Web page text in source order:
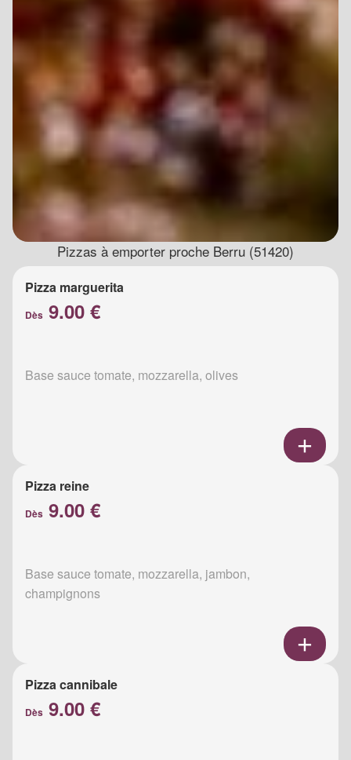
Pizzas à emporter proche Berru (51420)
Pizza marguerita
Dès 9.00 €
Base sauce tomate, mozzarella, olives
Pizza reine
Dès 9.00 €
Base sauce tomate, mozzarella, jambon,
champignons
Pizza cannibale
Dès 9.00 €